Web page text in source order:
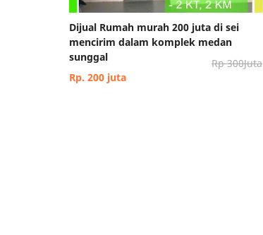
Dijual Rumah murah 200 juta di sei
mencirim dalam komplek medan
sunggal
Rp 300Juta
Rp. 200 juta